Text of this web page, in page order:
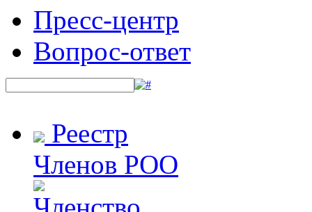
Пресс-центр
Вопрос-ответ
Реестр
Членов РОО